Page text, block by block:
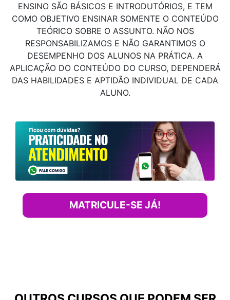
ENSINO SÃO BÁSICOS E INTRODUTÓRIOS, E TEM
COMO OBJETIVO ENSINAR SOMENTE O CONTEÚDO
TEÓRICO SOBRE O ASSUNTO. NÃO NOS
RESPONSABILIZAMOS E NÃO GARANTIMOS O
DESEMPENHO DOS ALUNOS NA PRÁTICA. A
APLICAÇÃO DO CONTEÚDO DO CURSO, DEPENDERÁ
DAS HABILIDADES E APTIDÃO INDIVIDUAL DE CADA
ALUNO.
MATRICULE-SE JÁ!